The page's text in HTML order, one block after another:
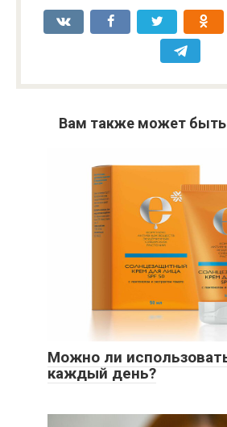
Вам также может быть
Можно ли
каждый день?